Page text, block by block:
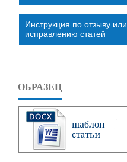
Инструкция по отзыву или
исправлению статей
ОБРАЗЕЦ